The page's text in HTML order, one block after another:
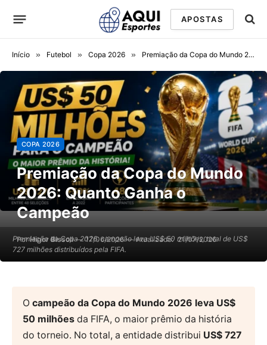
APOSTAS
Início » Futebol » Copa 2026 » Premiação da Copa do Mundo 2026: Quanto Ganha o Campeão
Premiação da Copa 2026: campeão leva US$ 50 milhões, total de US$
727 milhões distribuídos pela FIFA.
COPA 2026
Premiação da Copa do Mundo
2026: Quanto Ganha o
Campeão
Por Higor Bissoli 17/06/2026 Atualizado: 21/07/2026
O campeão da Copa do Mundo 2026 leva US$
50 milhõesda FIFA, o maior prêmio da história
do torneio. No total, a entidade distribui US$ 727